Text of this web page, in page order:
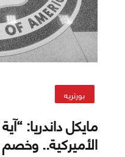
بورتريه
مايكل داندريا:
الأميركية..